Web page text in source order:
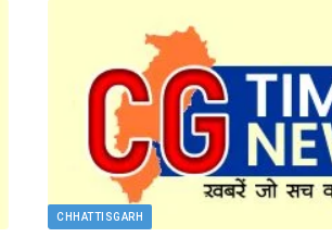
CHHATTISGARH